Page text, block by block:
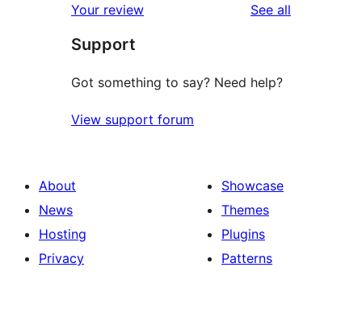
reviews
star
reviews
Your review See all
Support
Got something to say? Need help?
View support forum
About
News
Hosting
Privacy
Showcase
Themes
Plugins
Patterns